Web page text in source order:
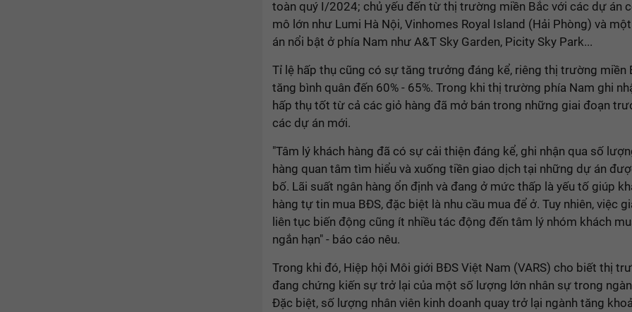
toàn quý I/2024; chủ yếu đến từ thị trường miền Bắc với các dự án
mô lớn như Lumi Hà Nội, Vinhomes Royal Island (Hải Phòng) và
án nổi bật ở phía Nam như A&T Sky Garden, Picity Sky Park...
Tỉ lệ hấp thụ cũng có sự tăng trưởng đáng kể, riêng thị trường miền
tăng bình quân đến 60% - 65%. Trong khi thị trường phía Nam ghi
hấp thụ tốt từ cả các giỏ hàng đã mở bán trong những giai đoạn
các dự án mới.
"Tâm lý khách hàng đã có sự cải thiện đáng kể, ghi nhận qua số
hàng quan tâm tìm hiểu và xuống tiền giao dịch tại những dự án
bố. Lãi suất ngân hàng ổn định và đang ở mức thấp là yếu tố giúp
hàng tự tin mua BĐS, đặc biệt là nhu cầu mua để ở. Tuy nhiên, việc
liên tục biến động cũng ít nhiều tác động đến tâm lý nhóm khách
ngắn hạn" - báo cáo nêu.
Trong khi đó, Hiệp hội Môi giới BĐS Việt Nam (VARS) cho biết thị
đang chứng kiến sự trở lại của một số lượng lớn nhân sự trong
Đặc biệt, số lượng nhân viên kinh doanh quay trở lại ngành tăng